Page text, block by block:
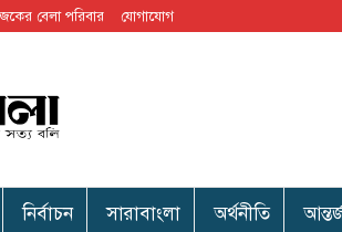
বেলা পরিবার যোগাযোগ
নির্বাচন সারাবাংলা অর্থনীতি